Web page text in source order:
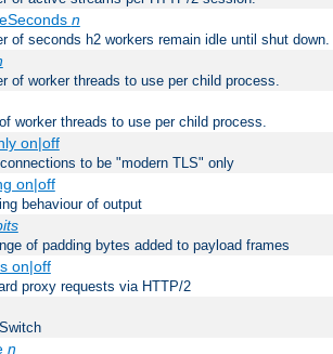
n
of seconds h2 workers remain idle until shut down.
of worker threads to use per child process.
worker threads to use per child process.
on|off
to be "modern TLS" only
on|off
behaviour of output
of padding bytes added to payload frames
on|off
proxy requests via HTTP/2
n